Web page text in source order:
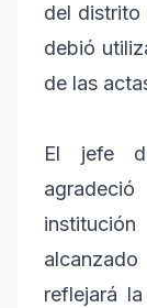
del distrito
debió
de las
El jefe
reflejará